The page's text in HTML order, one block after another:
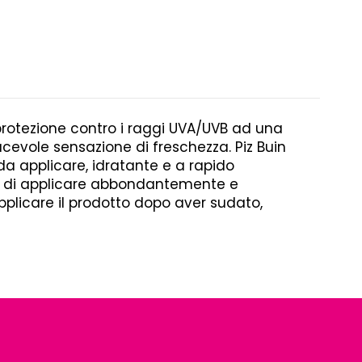
contro i raggi UVA/UVB ad una
sensazione di freschezza. Piz Buin
applicare, idratante e a rapido
di applicare abbondantemente e
il prodotto dopo aver sudato,